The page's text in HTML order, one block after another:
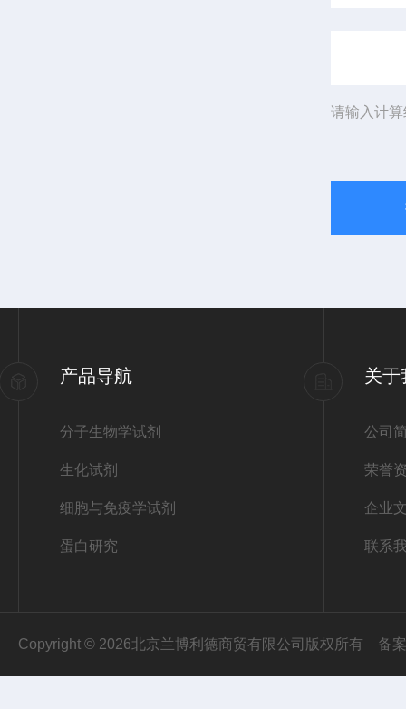
请输入计
产品导航
分子生物学试剂
生化试剂
细胞与免疫学试剂
蛋白研究
关于
公司
荣誉
企业
联系
Copyright © 2026北京兰博利德商贸有限公司版权所有 备